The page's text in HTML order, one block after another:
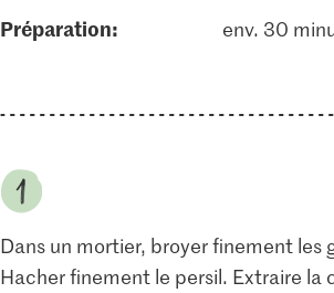
Préparation: env. 30
Dans un mortier, broyer finement les
Hacher finement le persil. Extraire la